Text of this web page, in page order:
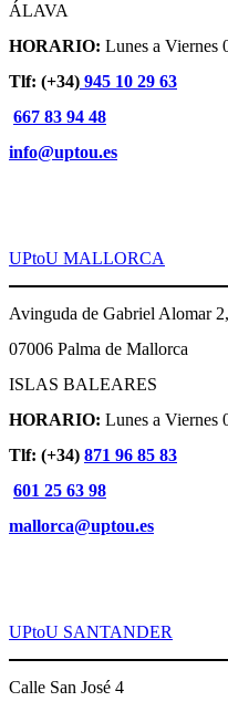
ÁLAVA
HORARIO: Lunes a Viernes
Tlf: (+34) 945 10 29 63
667 83 94 48
info@uptou.es
UPtoU MALLORCA
Avinguda de Gabriel Alomar
07006 Palma de Mallorca
ISLAS BALEARES
HORARIO: Lunes a Viernes
Tlf: (+34) 871 96 85 83
601 25 63 98
mallorca@uptou.es
UPtoU SANTANDER
Calle San José 4